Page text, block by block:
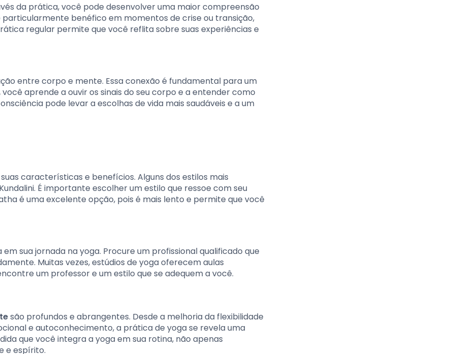
da prática, você pode desenvolver uma maior compreensão
particularmente benéfico em momentos de crise ou transição,
regular permite que você reflita sobre suas experiências e
entre corpo e mente. Essa conexão é fundamental para um
aprende a ouvir os sinais do seu corpo e a entender como
pode levar a escolhas de vida mais saudáveis e a um
características e benefícios. Alguns dos estilos mais
É importante escolher um estilo que ressoe com seu
é uma excelente opção, pois é mais lento e permite que você
sua jornada na yoga. Procure um profissional qualificado que
Muitas vezes, estúdios de yoga oferecem aulas
um professor e um estilo que se adequem a você.
são profundos e abrangentes. Desde a melhoria da flexibilidade
e autoconhecimento, a prática de yoga se revela uma
que você integra a yoga em sua rotina, não apenas
e espírito.